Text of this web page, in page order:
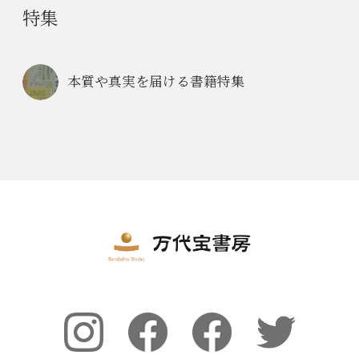
特集
本質や真実を届ける書籍特集